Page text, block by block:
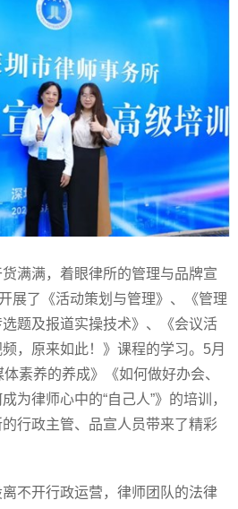
满满，着眼律所的管理与品牌宣
展了《活动策划与管理》、《管理
题及报道实操技术》、《会议活
，原来如此！》课程的学习。5月
素养的养成》《如何做好办会、
为律师心中的“自己人”》的培训，
行政主管、品宣人员带来了精彩
不开行政运营，律师团队的法律